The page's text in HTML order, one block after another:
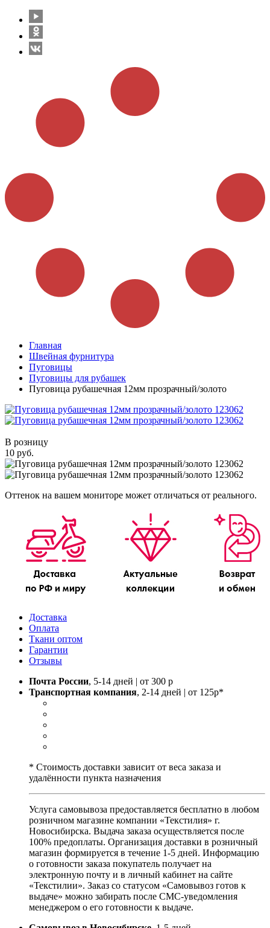
Главная
Швейная фурнитура
Пуговицы
Пуговицы для рубашек
Пуговица рубашечная 12мм прозрачный/золото
В розницу
10 руб.
Оттенок на вашем мониторе может отличаться от реального.
Доставка
Оплата
Ткани оптом
Гарантии
Отзывы
Почта России, 5-14 дней | от 300 р
Транспортная компания, 2-14 дней | от 125р*
* Стоимость доставки зависит от веса заказа и
удалённости пункта назначения
Услуга самовывоза предоставляется бесплатно в любом
розничном магазине компании «Текстилия» г.
Новосибирска. Выдача заказа осуществляется после
100% предоплаты. Организация доставки в розничный
магазин формируется в течение 1-5 дней. Информацию
о готовности заказа покупатель получает на
электронную почту и в личный кабинет на сайте
«Текстилии». Заказ со статусом «Самовывоз готов к
выдаче» можно забирать после СМС-уведомления
менеджером о его готовности к выдаче.